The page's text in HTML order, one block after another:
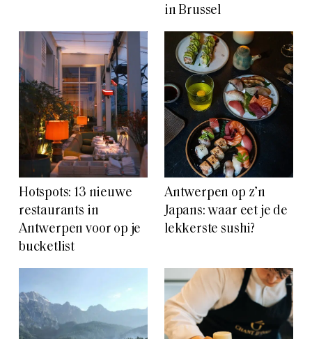
in Brussel
Hotspots: 13 nieuwe
restaurants in
Antwerpen voor op je
bucketlist
Antwerpen op z’n
Japans: waar eet je de
lekkerste sushi?